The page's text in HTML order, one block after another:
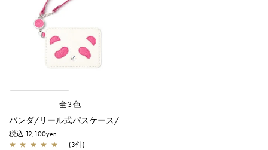
全3色
パンダ/リール式パスケース/ピンク
税込 12,100yen
★ ★ ★ ★ ★ (3件)